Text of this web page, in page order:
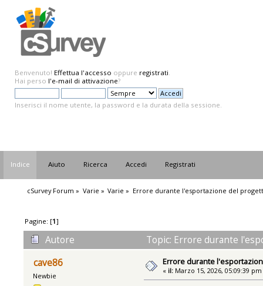
Benvenuto! Effettua l'accesso oppure registrati.
Hai perso l'e-mail di attivazione?
Inserisci il nome utente, la password e la durata della sessione.
Indice Aiuto Ricerca Accedi Registrati
cSurvey Forum » Varie » Varie » Errore durante l'esportazione del
Pagine: [1]
Autore
Topic: Errore durante
cave86
Newbie
Errore durante
« il: Marzo 15, 2026, 05:09:39